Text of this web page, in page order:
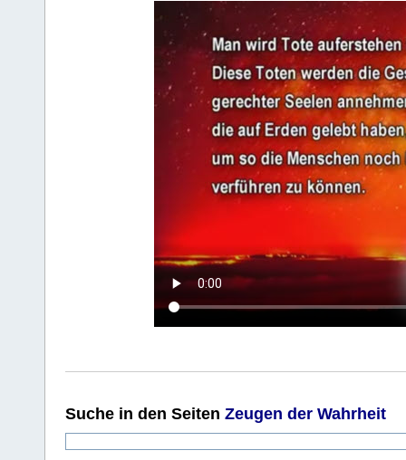
Suche in den Seiten Zeugen der Wahrheit